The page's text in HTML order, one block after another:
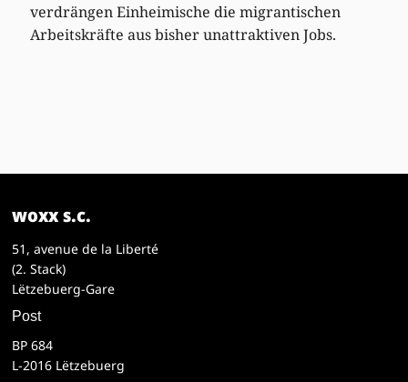
verdrängen Einheimische die migrantischen
Arbeitskräfte aus bisher unattraktiven Jobs.
woxx s.c.
51, avenue de la Liberté
(2. Stack)
Lëtzebuerg-Gare
Post
BP 684
L-2016 Lëtzebuerg